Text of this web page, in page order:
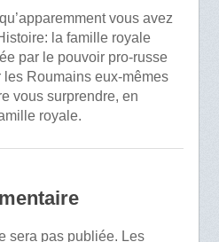
vous avez
la famille royale
par le pouvoir pro-russe
les Roumains eux-mêmes
vous surprendre, en
royale.
sera pas publiée. Les